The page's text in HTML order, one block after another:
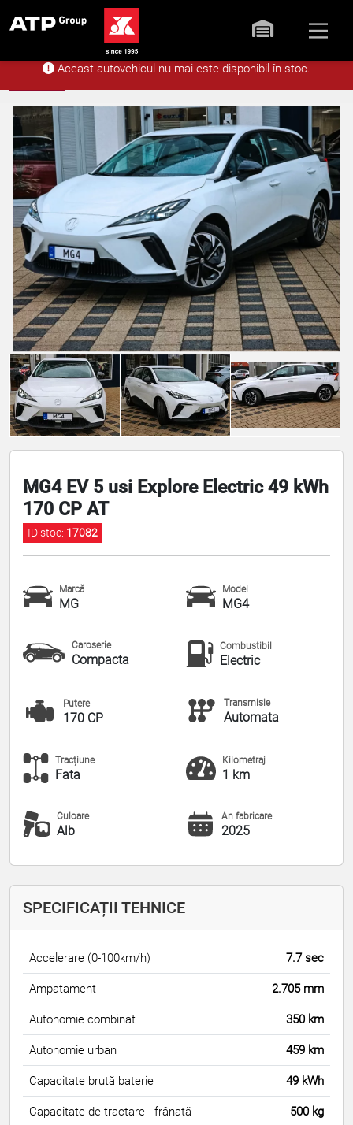
Aceast autovehicul nu mai este disponibil în stoc.
Acasă Stoc MG4 EV 5 usi Explore
MG4 EV 5 usi Explore Electric 49 kWh
170 CP AT
ID stoc: 17082
Marcă
MG
Model
MG4
Caroserie
Compacta
Combustibil
Electric
Putere
170 CP
Transmisie
Automata
Tracțiune
Fata
Kilometraj
1 km
Culoare
Alb
An fabricare
2025
SPECIFICAȚII TEHNICE
Accelerare (0-100km/h) 7.7 sec
Ampatament 2.705 mm
Autonomie combinat 350 km
Autonomie urban 459 km
Capacitate brută baterie 49 kWh
Capacitate de tractare - frânată 500 kg